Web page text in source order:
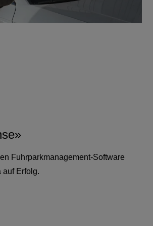
Fuhrparkmanagement-Software
auf Erfolg.